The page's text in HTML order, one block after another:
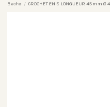
Bache
CROCHET EN S LONGUEUR 45 mm Ø